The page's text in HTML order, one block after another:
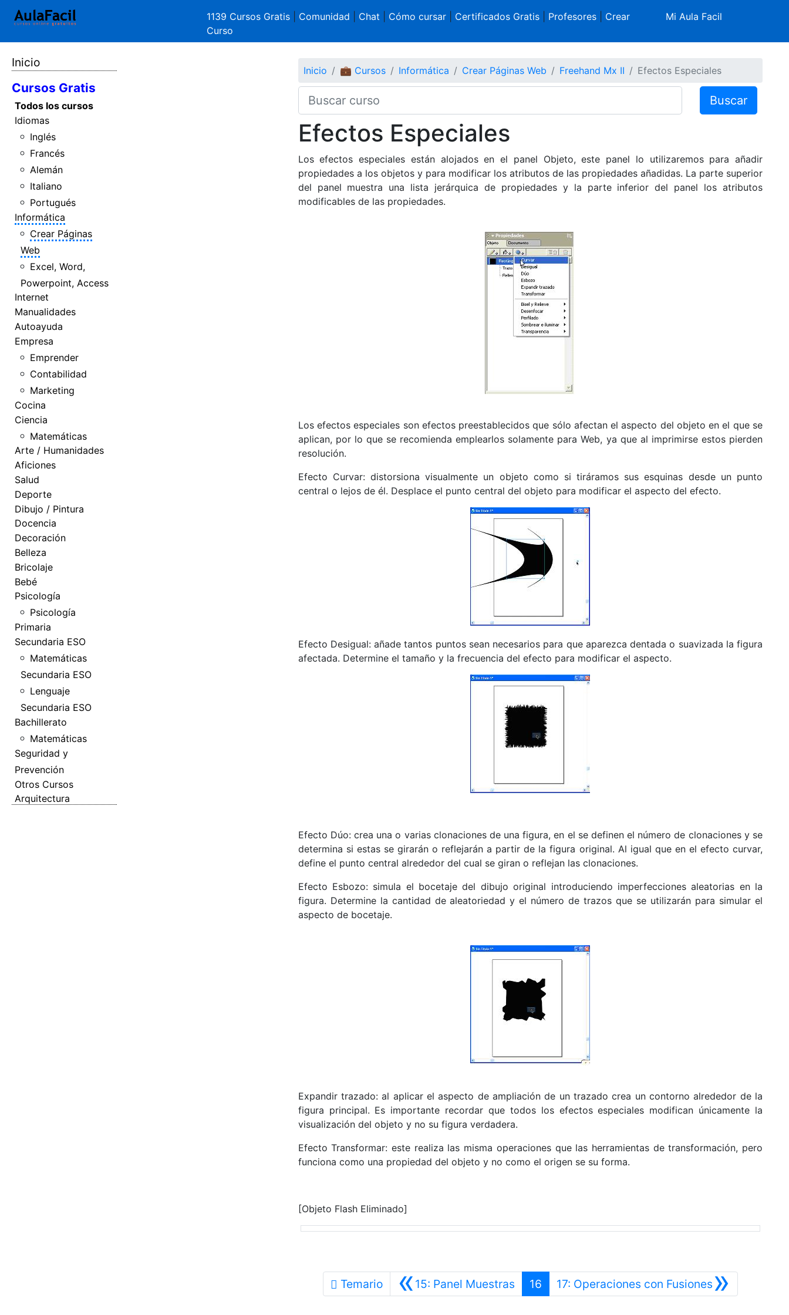
1139 Cursos Gratis Comunidad Chat Cómo cursar| Certificados Gratis| Profesores| Crear
Curso
Mi Aula Facil
Inicio
Cursos Gratis
Todos los cursos
Idiomas
Inglés
Francés
Alemán
Italiano
Portugués
Informática
Crear Páginas
Web
Excel, Word,
Powerpoint, Access
Internet
Manualidades
Autoayuda
Empresa
Emprender
Contabilidad
Marketing
Cocina
Ciencia
Matemáticas
Arte / Humanidades
Aficiones
Salud
Deporte
Dibujo / Pintura
Docencia
Decoración
Belleza
Bricolaje
Bebé
Psicología
Psicología
Primaria
Secundaria ESO
Matemáticas
Secundaria ESO
Lenguaje
Secundaria ESO
Bachillerato
Matemáticas
Seguridad y
Prevención
Otros Cursos
Arquitectura
Inicio 💼 Cursos Informática Crear Páginas Web Freehand Mx II Efectos Especiales
Buscar
Efectos Especiales
Los efectos especiales están alojados en el panel Objeto, este panel lo utilizaremos para añadir
propiedades a los objetos y para modificar los atributos de las propiedades añadidas. La parte superior
del panel muestra una lista jerárquica de propiedades y la parte inferior del panel los atributos
modificables de las propiedades.
Los efectos especiales son efectos preestablecidos que sólo afectan el aspecto del objeto en el que se
aplican, por lo que se recomienda emplearlos solamente para Web, ya que al imprimirse estos pierden
resolución.
Efecto Curvar: distorsiona visualmente un objeto como si tiráramos sus esquinas desde un punto
central o lejos de él. Desplace el punto central del objeto para modificar el aspecto del efecto.
Efecto Desigual: añade tantos puntos sean necesarios para que aparezca dentada o suavizada la figura
afectada. Determine el tamaño y la frecuencia del efecto para modificar el aspecto.
Efecto Dúo: crea una o varias clonaciones de una figura, en el se definen el número de clonaciones y se
determina si estas se girarán o reflejarán a partir de la figura original. Al igual que en el efecto curvar,
define el punto central alrededor del cual se giran o reflejan las clonaciones.
Efecto Esbozo: simula el bocetaje del dibujo original introduciendo imperfecciones aleatorias en la
figura. Determine la cantidad de aleatoriedad y el número de trazos que se utilizarán para simular el
aspecto de bocetaje.
Expandir trazado: al aplicar el aspecto de ampliación de un trazado crea un contorno alrededor de la
figura principal. Es importante recordar que todos los efectos especiales modifican únicamente la
visualización del objeto y no su figura verdadera.
Efecto Transformar: este realiza las misma operaciones que las herramientas de transformación, pero
funciona como una propiedad del objeto y no como el origen se su forma.
[Objeto Flash Eliminado]
Temario «15: Panel MuestrasAnterior
16 »
17: Operaciones con FusionesSiguiente